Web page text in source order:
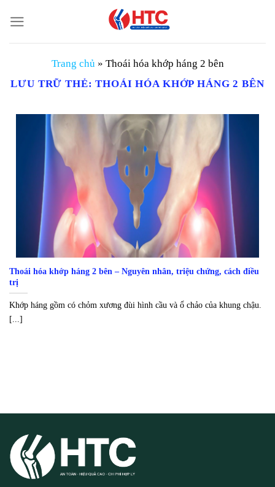
đến
nội
Trang chủ » Thoái hóa khớp háng 2 bên
LƯU TRỮ THẺ:THOÁI HÓA KHỚP HÁNG 2 BÊN
Thoái hóa khớp háng 2 bên – Nguyên nhân, triệu chứng, cách điều
trị
Khớp háng gồm có chỏm xương đùi hình cầu và ổ chảo của khung chậu.
[...]